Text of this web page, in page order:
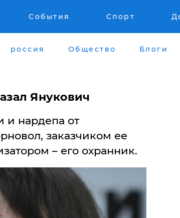
События Спорт
россия Общество Блоги
Янукович
и нардепа от
заказчиком ее
– его охранник.